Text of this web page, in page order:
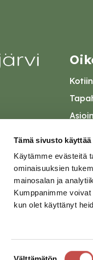
Tämä sivusto käyttää
Käytämme evästeitä
ominaisuuksien
mainosalan ja
Kumppanimme
kun olet käyttänyt